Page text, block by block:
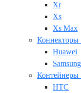
Xr
Xs
Xs Max
Коннекторы
Huawei
Samsung
Контейнеры
HTC